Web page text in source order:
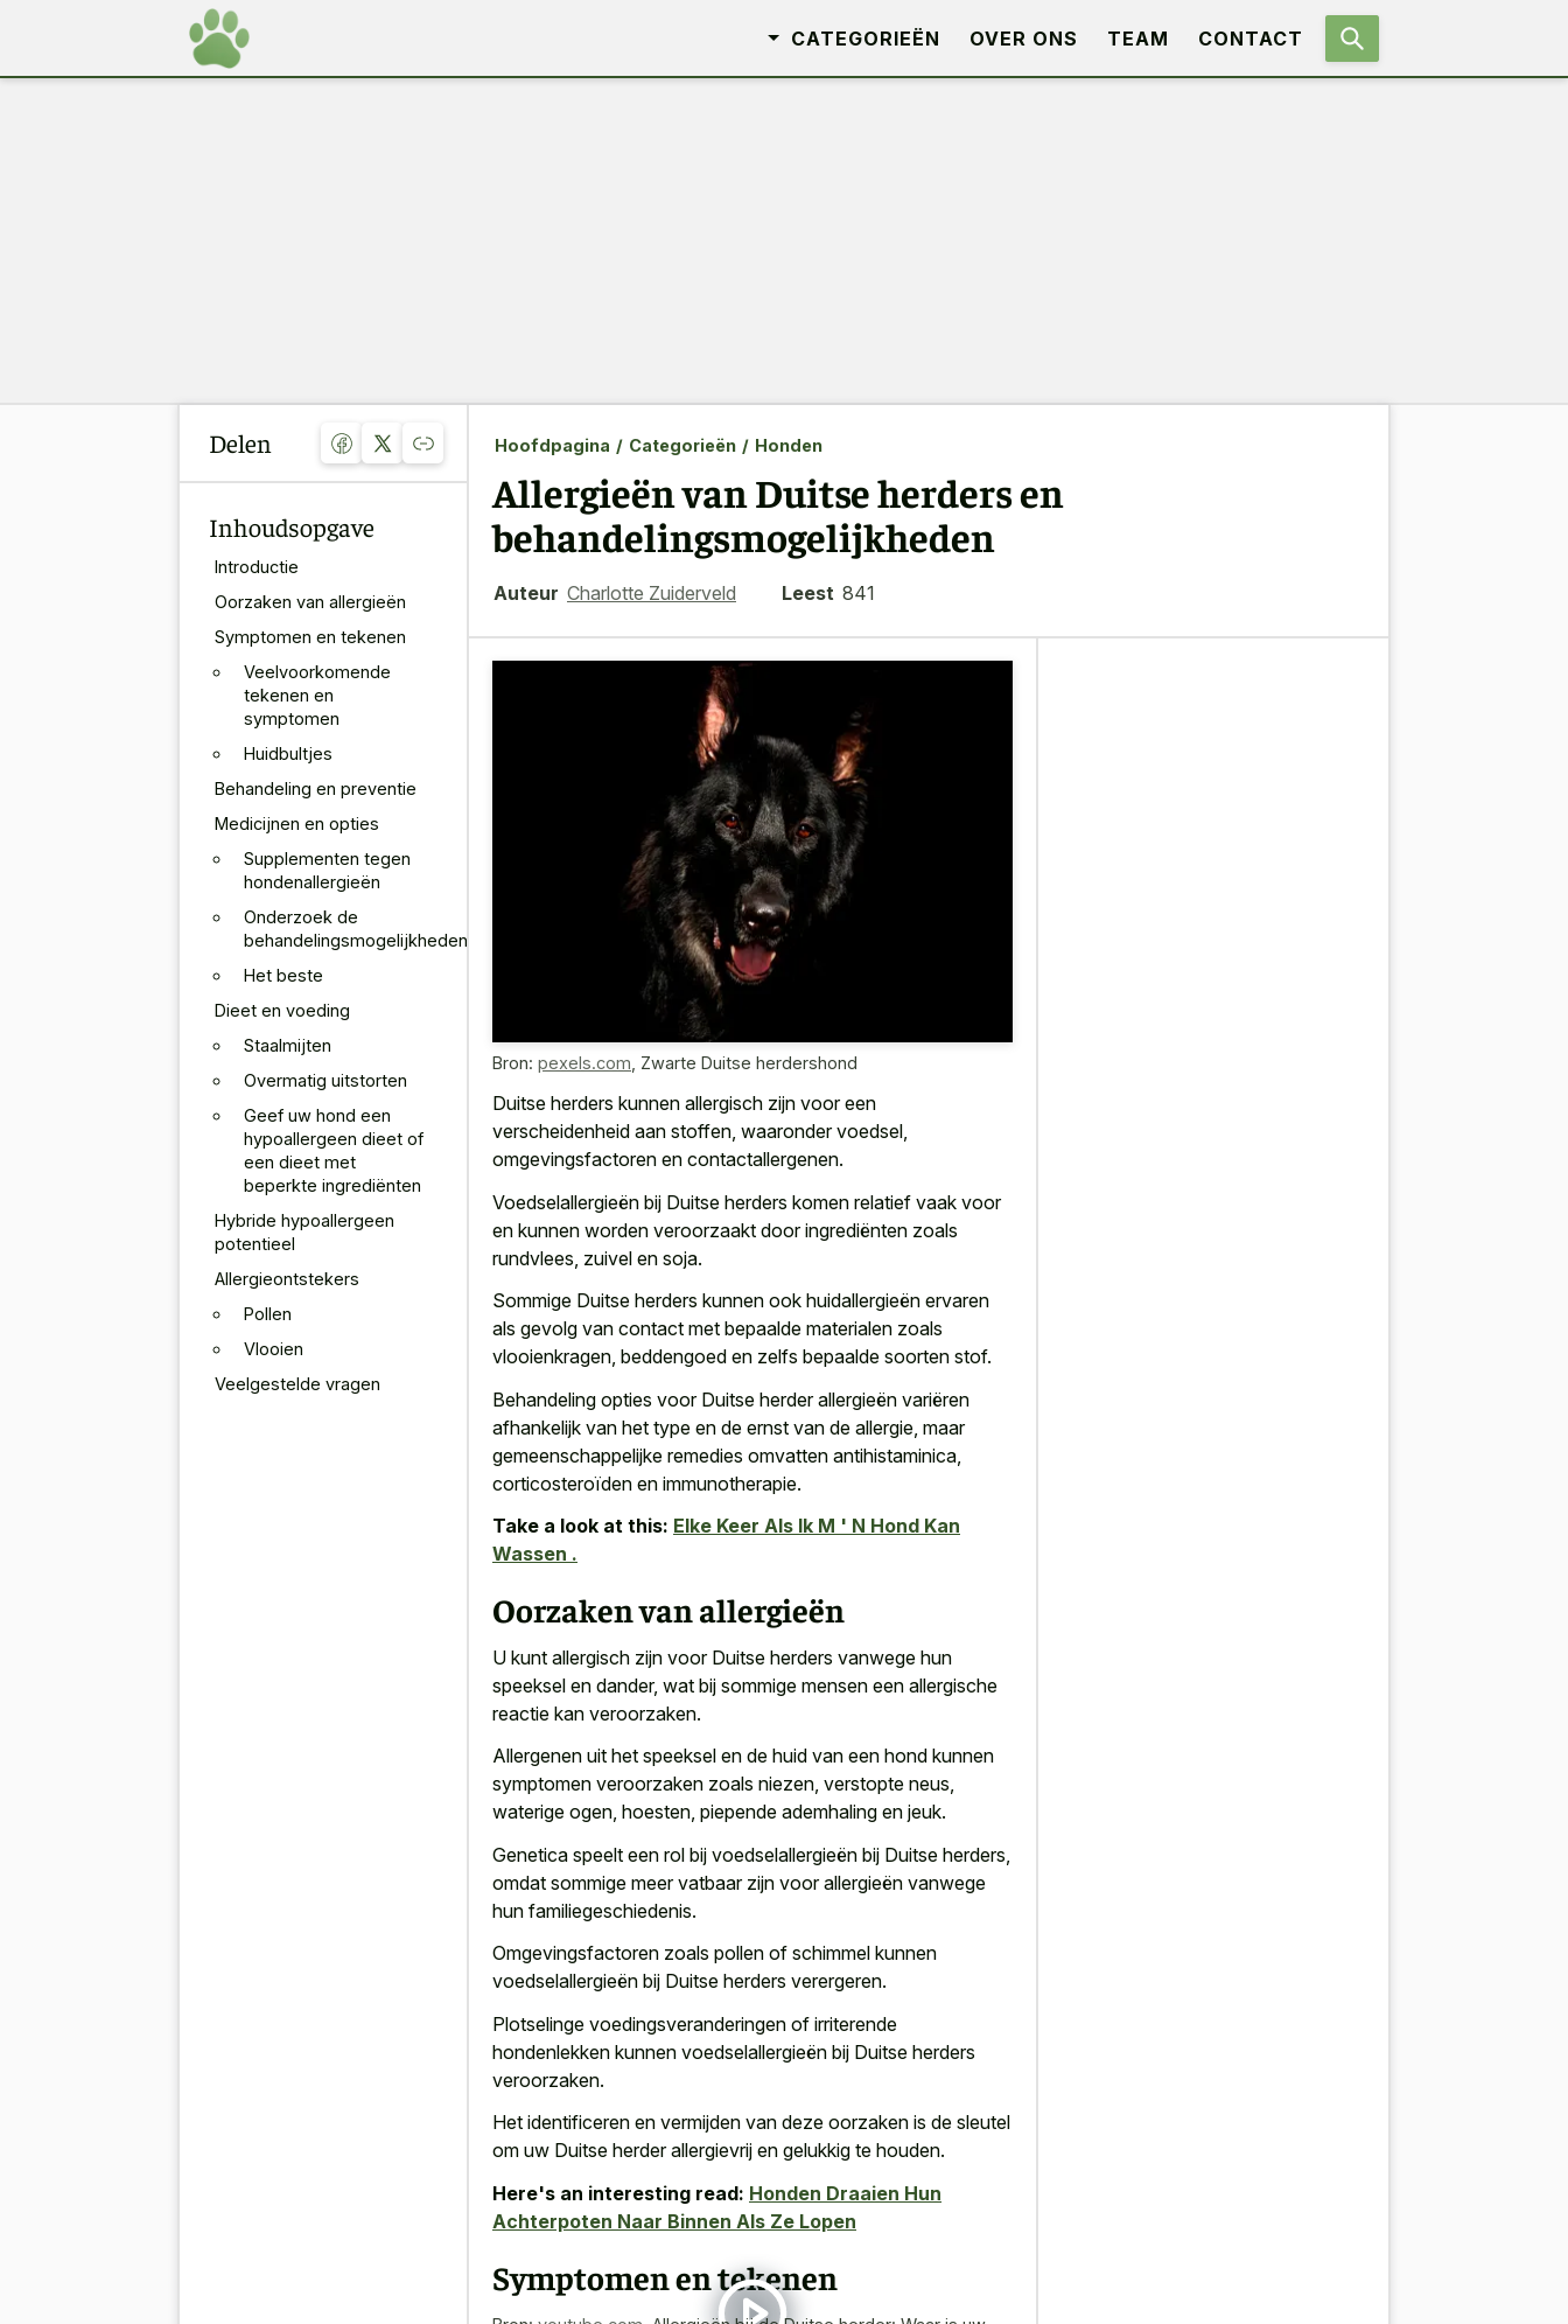
CATEGORIEËN OVER ONS TEAM CONTACT
Delen
Inhoudsopgave
Introductie
Oorzaken van allergieën
Symptomen en tekenen
Veelvoorkomende
tekenen en
symptomen
Huidbultjes
Behandeling en preventie
Medicijnen en opties
Supplementen tegen
hondenallergieën
Onderzoek de
behandelingsmogelijkheden
Het beste
Dieet en voeding
Staalmijten
Overmatig uitstorten
Geef uw hond een
hypoallergeen dieet of
een dieet met
beperkte ingrediënten
Hybride hypoallergeen
potentieel
Allergieontstekers
Pollen
Vlooien
Veelgestelde vragen
Hoofdpagina / Categorieën / Honden
Allergieën van Duitse herders en
behandelingsmogelijkheden
Auteur Charlotte Zuiderveld Leest 841
Bron: pexels.com Zwarte Duitse herdershond
Duitse herders kunnen allergisch zijn voor een
verscheidenheid aan stoffen, waaronder voedsel,
omgevingsfactoren en contactallergenen.
Voedselallergieën bij Duitse herders komen relatief vaak voor
en kunnen worden veroorzaakt door ingrediënten zoals
rundvlees, zuivel en soja.
Sommige Duitse herders kunnen ook huidallergieën ervaren
als gevolg van contact met bepaalde materialen zoals
vlooienkragen, beddengoed en zelfs bepaalde soorten stof.
Behandeling opties voor Duitse herder allergieën variëren
afhankelijk van het type en de ernst van de allergie, maar
gemeenschappelijke remedies omvatten antihistaminica,
corticosteroïden en immunotherapie.
Take a look at this: Elke Keer Als Ik M ' N Hond Kan
Wassen .
Oorzaken van allergieën
U kunt allergisch zijn voor Duitse herders vanwege hun
speeksel en dander, wat bij sommige mensen een allergische
reactie kan veroorzaken.
Allergenen uit het speeksel en de huid van een hond kunnen
symptomen veroorzaken zoals niezen, verstopte neus,
waterige ogen, hoesten, piepende ademhaling en jeuk.
Genetica speelt een rol bij voedselallergieën bij Duitse herders,
omdat sommige meer vatbaar zijn voor allergieën vanwege
hun familiegeschiedenis.
Omgevingsfactoren zoals pollen of schimmel kunnen
voedselallergieën bij Duitse herders verergeren.
Plotselinge voedingsveranderingen of irriterende
hondenlekken kunnen voedselallergieën bij Duitse herders
veroorzaken.
Het identificeren en vermijden van deze oorzaken is de sleutel
om uw Duitse herder allergievrij en gelukkig te houden.
Here's an interesting read: Honden Draaien Hun
Achterpoten Naar Binnen Als Ze Lopen
Symptomen en tekenen